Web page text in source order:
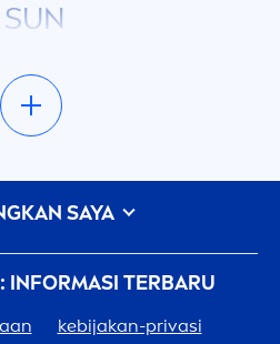
SUN
Indonesia memiliki
men
ruangan bersama
NIVEASUN yang telah
yang terbaik
sinar matahari.
INFORMASI TERBARU
kebijakan-privasi
SAYA